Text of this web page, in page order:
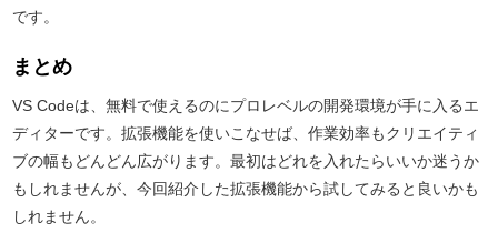
です。
まとめ
VS Codeは、無料で使えるのにプロレベルの開発環境が手に入るエ
ディターです。拡張機能を使いこなせば、作業効率もクリエイティ
ブの幅もどんどん広がります。最初はどれを入れたらいいか迷うか
もしれませんが、今回紹介した拡張機能から試してみると良いかも
しれません。